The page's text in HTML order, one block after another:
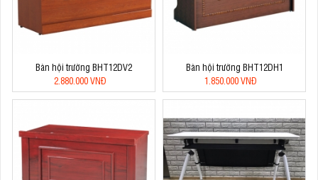
Bàn hội trường BHT12DV2
2.880.000 VNĐ
Bàn hội trường BHT12DH1
1.850.000 VNĐ